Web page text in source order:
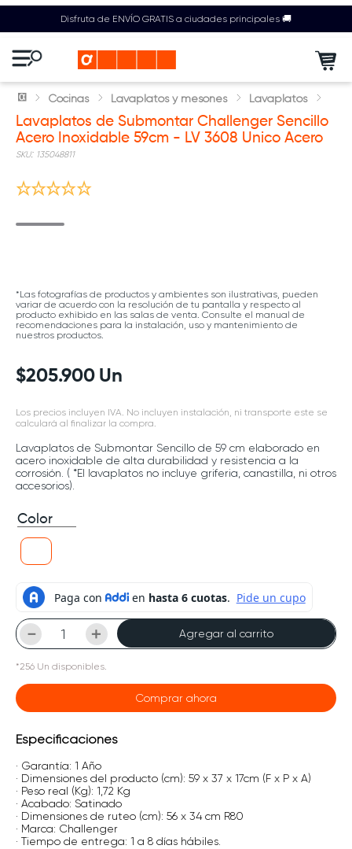
Disfruta de ENVÍO GRATIS a ciudades principales 🚚
Cocinas Lavaplatos y mesones Lavaplatos
Lavaplatos de Submontar Challenger Sencillo
Acero Inoxidable 59cm - LV 3608 Unico Acero
: 135048811
*Las fotografías de productos y ambientes son ilustrativas, pueden
variar de acuerdo con la resolución de tu pantalla y respecto al
producto exhibido en las salas de venta. Consulte el manual de
recomendaciones para la instalación, uso y mantenimiento de
nuestros productos.
$205.900 Un
Los precios incluyen IVA. No incluyen instalación, ni transporte este se
calculará al finalizar la compra.
Lavaplatos de Submontar Sencillo de 59 cm elaborado en
acero inoxidable de alta durabilidad y resistencia a la
corrosión. ( *El lavaplatos no incluye griferia, canastilla, ni otros
accesorios).
Color
＋
－ Agregar al carrito
*256 Un disponibles.
Comprar ahora
Especificaciones
· Garantía: 1 Año
· Dimensiones del producto (cm): 59 x 37 x 17cm (F x P x A)
· Peso real (Kg): 1,72 Kg
· Acabado: Satinado
· Dimensiones de ruteo (cm): 56 x 34 cm R80
· Marca: Challenger
· Tiempo de entrega: 1 a 8 días hábiles.